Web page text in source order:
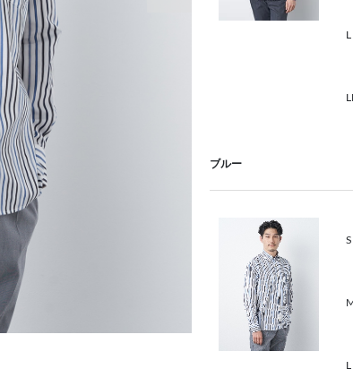
L
LL
ブルー
S
L